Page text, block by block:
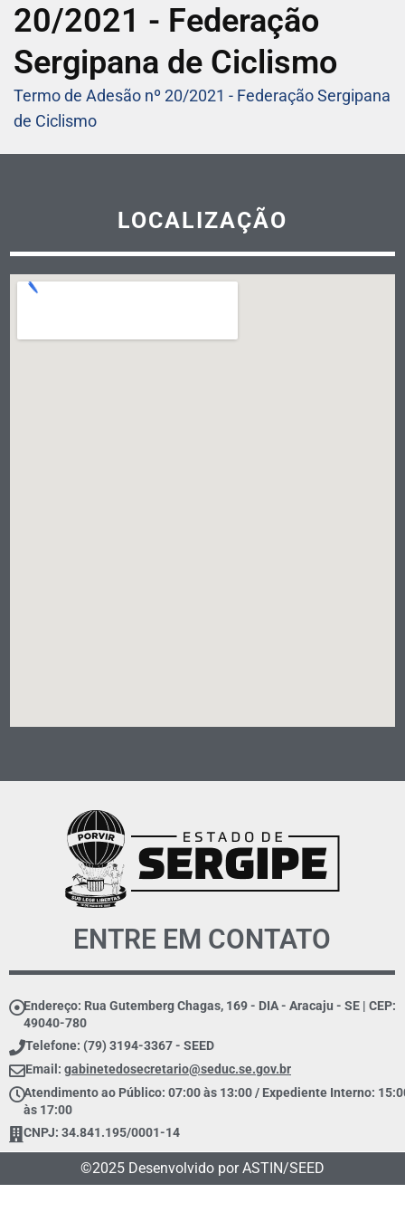
20/2021 - Federação
Sergipana de Ciclismo
Termo de Adesão nº 20/2021 - Federação Sergipana
de Ciclismo
LOCALIZAÇÃO
ENTRE EM CONTATO
Endereço: Rua Gutemberg Chagas, 169 - DIA - Aracaju - SE | CEP:
49040-780
Telefone: (79) 3194-3367 - SEED
Email: gabinetedosecretario@seduc.se.gov.br
Atendimento ao Público: 07:00 às 13:00 / Expediente Interno:
às 17:00
CNPJ: 34.841.195/0001-14
©2025 Desenvolvido por ASTIN/SEED